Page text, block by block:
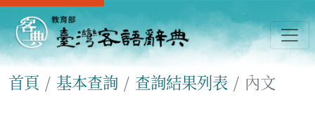
首頁 基本查詢 查詢結果列表 內文